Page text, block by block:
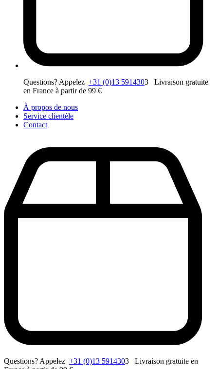
Questions? Appelez +31 (0)13 5914303 Livraison gratuite
en France à partir de 99 €
À propos de nous
Service clientèle
Contact
Questions? Appelez +31 (0)13 5914303 Livraison gratuite en